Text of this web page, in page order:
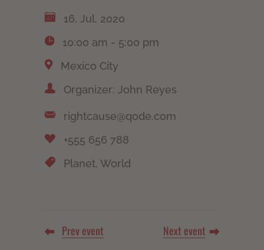
16, Jul, 2020
10:00 am - 5:00 pm
Mexico City
Organizer: John Reyes
rightcause@qode.com
+555 656 788
Planet, World
Prev event Next event